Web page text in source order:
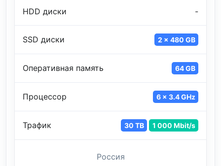
HDD диски -
SSD диски 2 x 480 GB
Оперативная память 64 GB
Процессор 6 x 3.4 GHz
Трафик 30 TB 1 000 Mbit/s
Россия